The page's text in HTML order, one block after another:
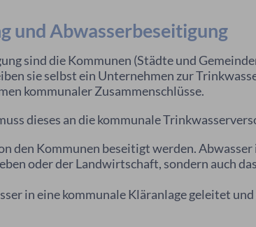
und Abwasserbeseitigung
sind die Kommunen (Städte und
sie selbst ein Unternehmen zur
kommunaler Zusammenschlüsse.
dieses an die kommunale
den Kommunen beseitigt werden.
oder der Landwirtschaft, sondern auch
in eine kommunale Kläranlage geleitet